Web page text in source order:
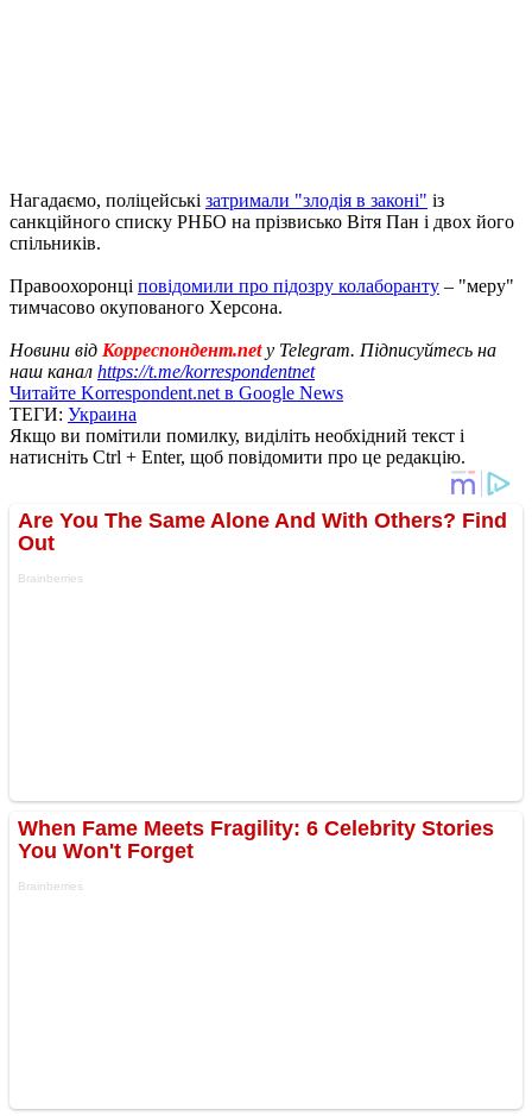
Нагадаємо, поліцейські затримали "злодія в законі" із
санкційного списку РНБО на прізвисько Вітя Пан і двох його
спільників.
Правоохоронці повідомили про підозру колаборанту – "меру"
тимчасово окупованого Херсона.
Новини від Корреспондент.netу Telegram. Підписуйтесь на
наш канал https://t.me/korrespondentnet
Читайте Korrespondent.net в Google News
ТЕГИ: Украина
Якщо ви помітили помилку, виділіть необхідний текст і
натисніть Ctrl + Enter, щоб повідомити про це редакцію.